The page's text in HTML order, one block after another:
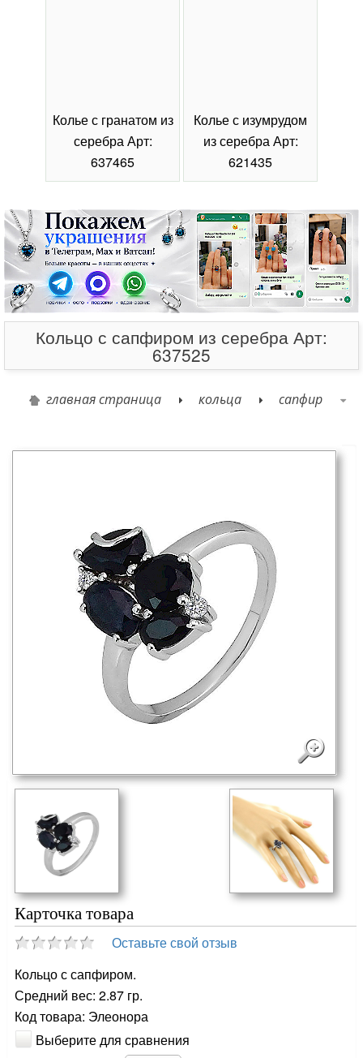
Колье с гранатом из
серебра Арт:
637465
Колье с изумрудом
из серебра Арт:
621435
Кольцо с сапфиром из серебра Арт:
637525
главная страница кольца сапфир
Карточка товара
Оставьте свой отзыв
Кольцо с сапфиром.
Средний вес: 2.87 гр.
Код товара: Элеонора
Выберите для сравнения